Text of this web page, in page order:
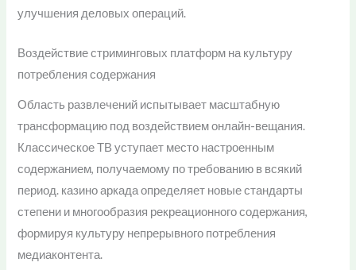
улучшения деловых операций.
Воздействие стриминговых платформ на культуру
потребления содержания
Область развлечений испытывает масштабную
трансформацию под воздействием онлайн-вещания.
Классическое ТВ уступает место настроенным
содержанием, получаемому по требованию в всякий
период. казино аркада определяет новые стандарты
степени и многообразия рекреационного содержания,
формируя культуру непрерывного потребления
медиаконтента.